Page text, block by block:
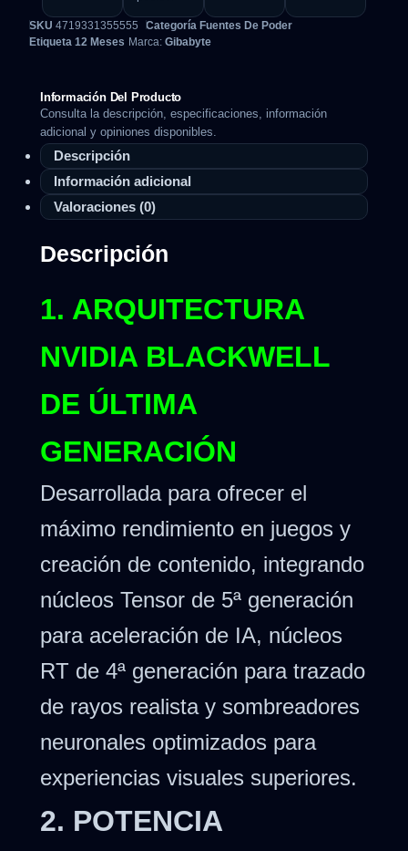
SKU 4719331355555 Categoría Fuentes De Poder
Etiqueta 12 Meses Marca: Gibabyte
Información Del Producto
Consulta la descripción, especificaciones, información
adicional y opiniones disponibles.
Descripción
Información adicional
Valoraciones (0)
Descripción
1. ARQUITECTURA
NVIDIA BLACKWELL
DE ÚLTIMA
GENERACIÓN
Desarrollada para ofrecer el
máximo rendimiento en juegos y
creación de contenido, integrando
núcleos Tensor de 5ª generación
para aceleración de IA, núcleos
RT de 4ª generación para trazado
de rayos realista y sombreadores
neuronales optimizados para
experiencias visuales superiores.
2. POTENCIA